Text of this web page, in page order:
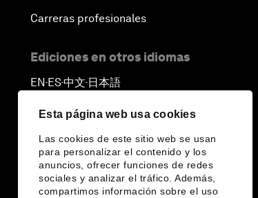
Esta página web usa cookies
Las cookies de este sitio web se usan
para personalizar el contenido y los
anuncios, ofrecer funciones de redes
sociales y analizar el tráfico. Además,
compartimos información sobre el uso
Carreras profesionales
Ediciones en otros idiomas
EN ▪ ES▪中文▪ 日本語